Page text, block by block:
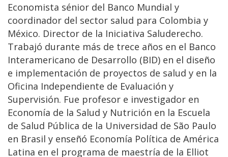
Economista sénior del Banco Mundial y
coordinador del sector salud para Colombia y
México. Director de la Iniciativa Saluderecho.
Trabajó durante más de trece años en el Banco
Interamericano de Desarrollo (BID) en el diseño
e implementación de proyectos de salud y en la
Oficina Independiente de Evaluación y
Supervisión. Fue profesor e investigador en
Economía de la Salud y Nutrición en la Escuela
de Salud Pública de la Universidad de São Paulo
en Brasil y enseñó Economía Política de América
Latina en el programa de maestría de la Elliot